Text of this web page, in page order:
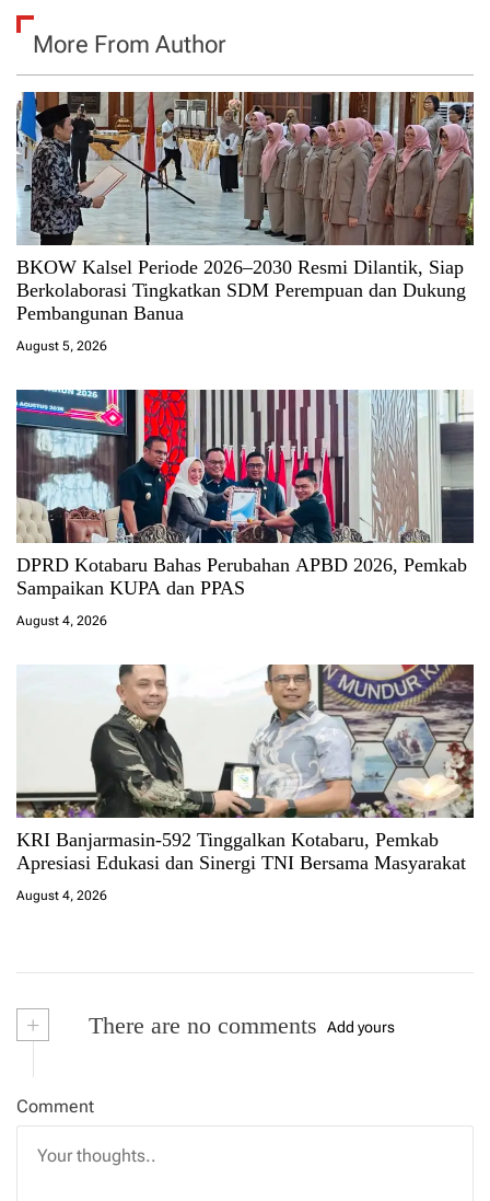
More From Author
BKOW Kalsel Periode 2026–2030 Resmi Dilantik, Siap
Berkolaborasi Tingkatkan SDM Perempuan dan Dukung
Pembangunan Banua
August 5, 2026
DPRD Kotabaru Bahas Perubahan APBD 2026, Pemkab
Sampaikan KUPA dan PPAS
August 4, 2026
KRI Banjarmasin-592 Tinggalkan Kotabaru, Pemkab
Apresiasi Edukasi dan Sinergi TNI Bersama Masyarakat
August 4, 2026
+ There are no comments Add yours
Comment